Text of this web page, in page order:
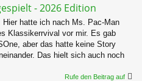
- 2026 Edition
hatte ich nach Ms. Pac-Man
Klassikerrvival vor mir. Es gab
aber das hatte keine Story
Das hielt sich auch noch
Rufe den Beitrag auf